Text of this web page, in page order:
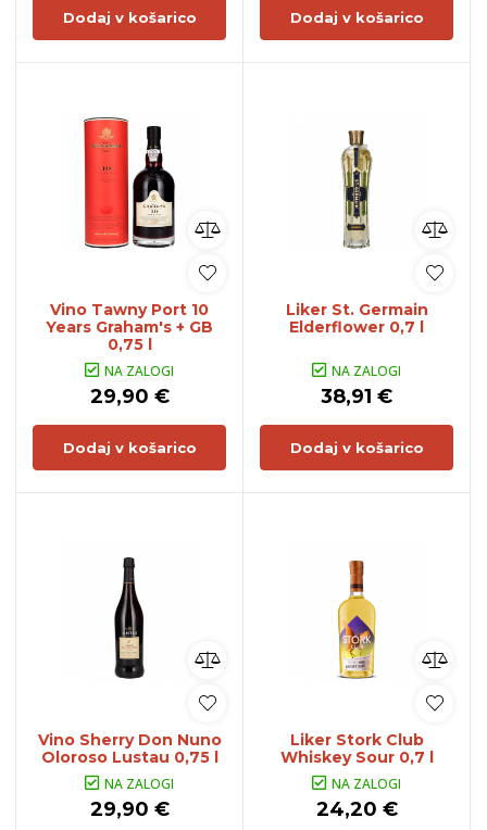
Dodaj v košarico Dodaj v košarico
Vino Tawny Port 10
Years Graham's + GB
0,75 l
NA ZALOGI
29,90 €
Dodaj v košarico
Liker St. Germain
Elderflower 0,7 l
NA ZALOGI
38,91 €
Dodaj v košarico
Vino Sherry Don Nuno
Oloroso Lustau 0,75 l
NA ZALOGI
29,90 €
Liker Stork Club
Whiskey Sour 0,7 l
NA ZALOGI
24,20 €